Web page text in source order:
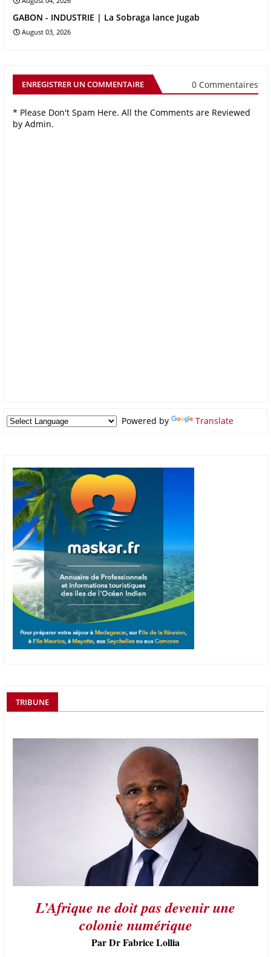
GABON - INDUSTRIE | La Sobraga lance Jugab
August 03, 2026
ENREGISTRER UN COMMENTAIRE 0 Commentaires
* Please Don't Spam Here. All the Comments are Reviewed
by Admin.
Powered by Translate
TRIBUNE
L’Afrique ne doit pas devenir une
colonie numérique
Par Dr Fabrice Lollia